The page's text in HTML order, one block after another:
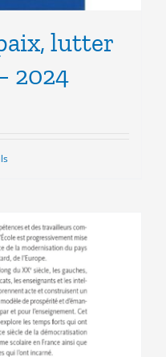
lutter
2024